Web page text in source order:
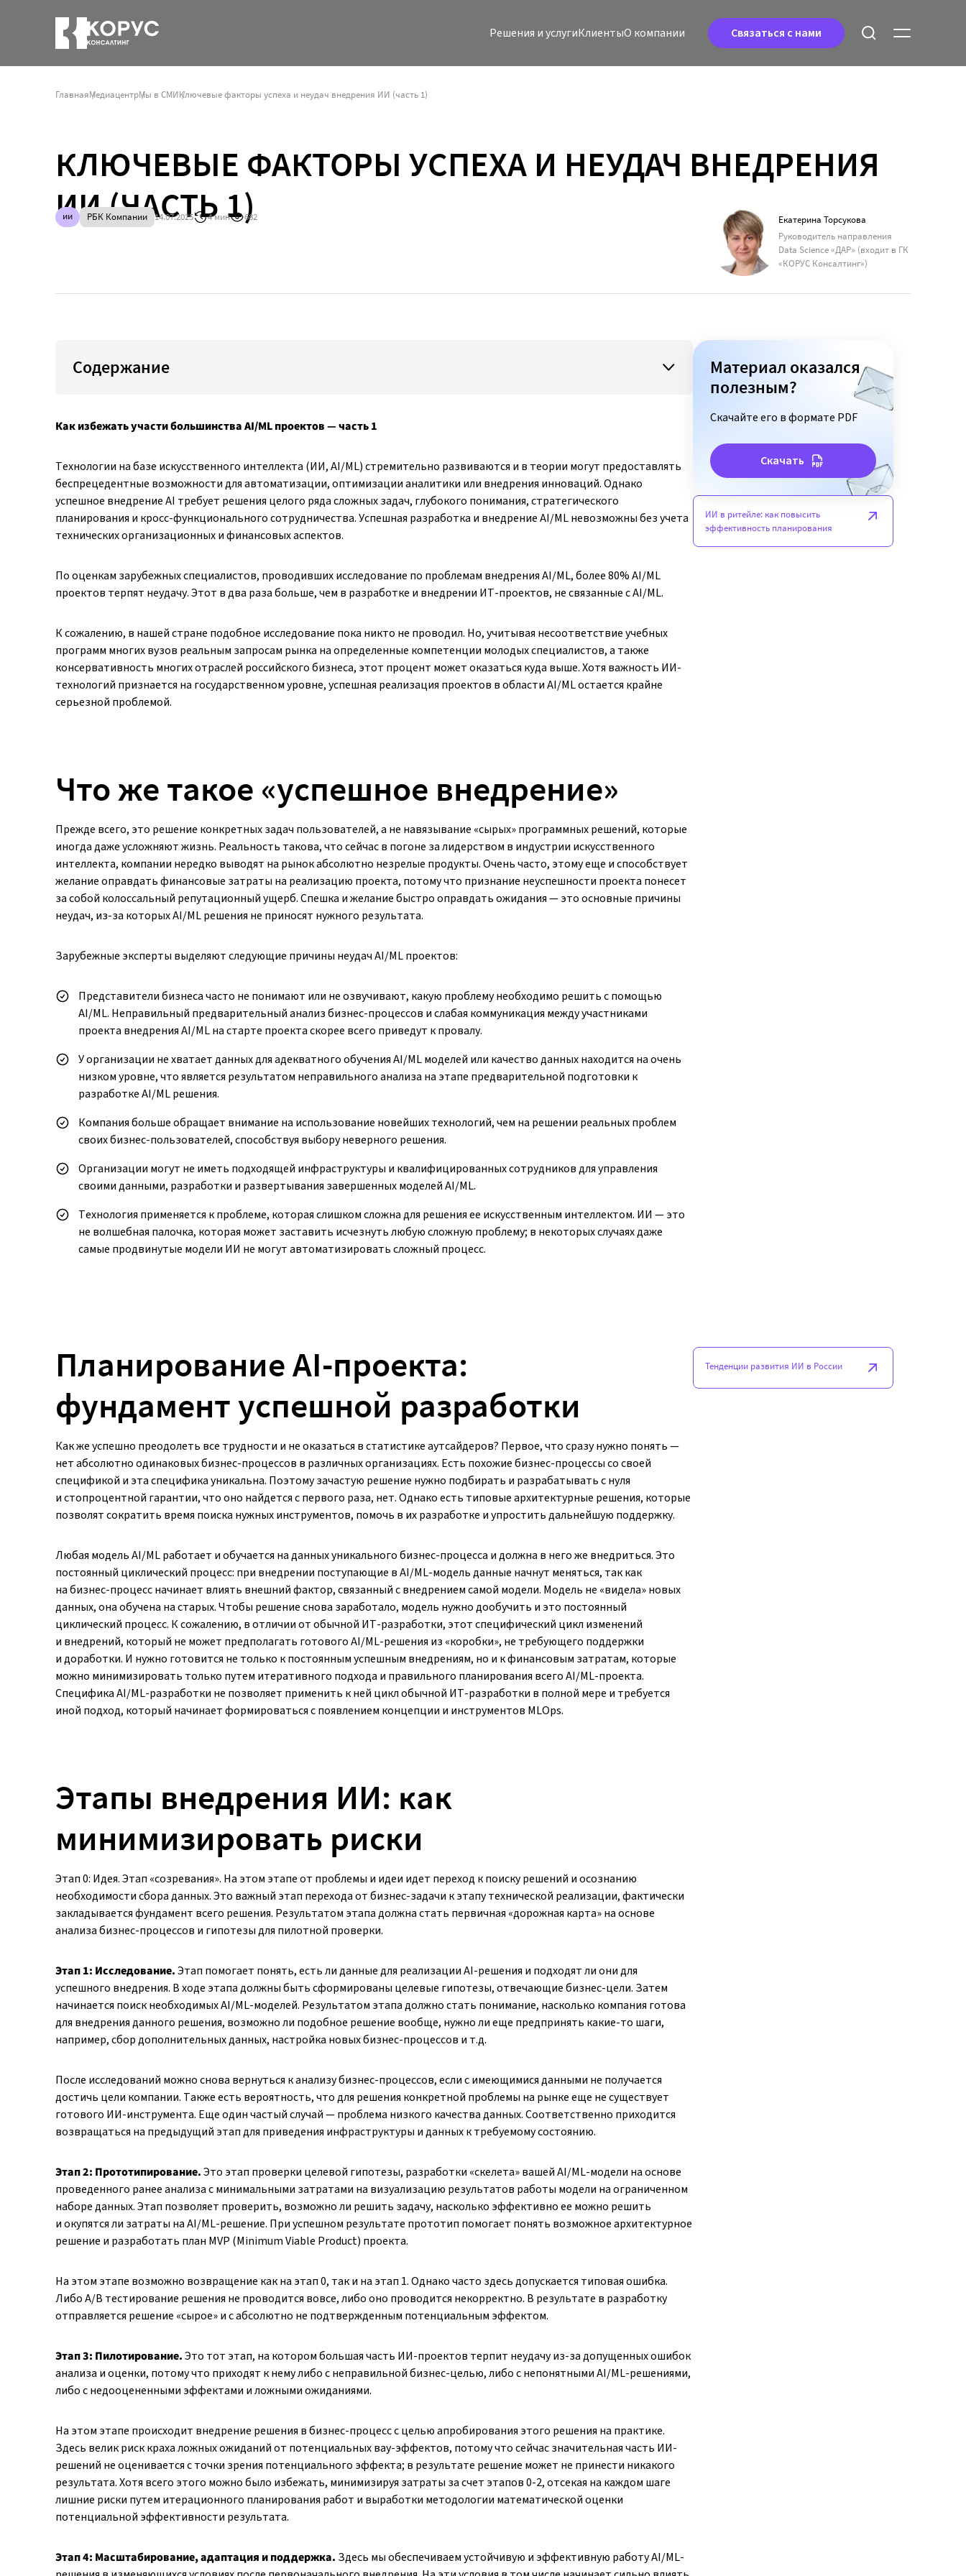
Решения и услугиКлиентыO кoмпании Связаться с нами
ГлавнаяМедиацентрМы в СМИКлючевые факторы успеха и неудач внедрения ИИ (часть 1)
КЛЮЧЕВЫЕ ФАКТОРЫ УСПЕХА И НЕУДАЧ ВНЕДРЕНИЯ
ИИ (ЧАСТЬ 1)
ии РБК Компании 14.07.2025 4 мин 682
Екатерина Торсукова
Руководитель направления
Data Science «ДАР» (входит в ГК
«КОРУС Консалтинг»)
Содержание
Как избежать участи большинства AI/ML проектов — часть 1
Технологии на базе искусственного интеллекта (ИИ, AI/ML) стремительно развиваются и в теории могут предоставлять
беспрецедентные возможности для автоматизации, оптимизации аналитики или внедрения инноваций. Однако
успешное внедрение AI требует решения целого ряда сложных задач, глубокого понимания, стратегического
планирования и кросс-функционального сотрудничества. Успешная разработка и внедрение AI/ML невозможны без учета
технических организационных и финансовых аспектов.
По оценкам зарубежных специалистов, проводивших исследование по проблемам внедрения AI/ML, более 80% AI/ML
проектов терпят неудачу. Этот в два раза больше, чем в разработке и внедрении ИТ-проектов, не связанные с AI/ML.
К сожалению, в нашей стране подобное исследование пока никто не проводил. Но, учитывая несоответствие учебных
программ многих вузов реальным запросам рынка на определенные компетенции молодых специалистов, а также
консервативность многих отраслей российского бизнеса, этот процент может оказаться куда выше. Хотя важность ИИ-
технологий признается на государственном уровне, успешная реализация проектов в области AI/ML остается крайне
серьезной проблемой.
Что же такое «успешное внедрение»
Прежде всего, это решение конкретных задач пользователей, а не навязывание «сырых» программных решений, которые
иногда даже усложняют жизнь. Реальность такова, что сейчас в погоне за лидерством в индустрии искусственного
интеллекта, компании нередко выводят на рынок абсолютно незрелые продукты. Очень часто, этому еще и способствует
желание оправдать финансовые затраты на реализацию проекта, потому что признание неуспешности проекта понесет
за собой колоссальный репутационный ущерб. Спешка и желание быстро оправдать ожидания — это основные причины
неудач, из-за которых AI/ML решения не приносят нужного результата.
Зарубежные эксперты выделяют следующие причины неудач AI/ML проектов:
Представители бизнеса часто не понимают или не озвучивают, какую проблему необходимо решить с помощью
AI/ML. Неправильный предварительный анализ бизнес-процессов и слабая коммуникация между участниками
проекта внедрения AI/ML на старте проекта скорее всего приведут к провалу.
У организации не хватает данных для адекватного обучения AI/ML моделей или качество данных находится на очень
низком уровне, что является результатом неправильного анализа на этапе предварительной подготовки к
разработке AI/ML решения.
Компания больше обращает внимание на использование новейших технологий, чем на решении реальных проблем
своих бизнес-пользователей, способствуя выбору неверного решения.
Организации могут не иметь подходящей инфраструктуры и квалифицированных сотрудников для управления
своими данными, разработки и развертывания завершенных моделей AI/ML.
Технология применяется к проблеме, которая слишком сложна для решения ее искусственным интеллектом. ИИ — это
не волшебная палочка, которая может заставить исчезнуть любую сложную проблему; в некоторых случаях даже
самые продвинутые модели ИИ не могут автоматизировать сложный процесс.
Материал оказался
полезным?
Скачайте его в формате PDF
Скачать
ИИ в ритейле: как повысить
эффективность планирования
Планирование AI-проекта:
фундамент успешной разработки
Как же успешно преодолеть все трудности и не оказаться в статистике аутсайдеров? Первое, что сразу нужно понять —
нет абсолютно одинаковых бизнес-процессов в различных организациях. Есть похожие бизнес-процессы со своей
спецификой и эта специфика уникальна. Поэтому зачастую решение нужно подбирать и разрабатывать с нуля
и стопроцентной гарантии, что оно найдется с первого раза, нет. Однако есть типовые архитектурные решения, которые
позволят сократить время поиска нужных инструментов, помочь в их разработке и упростить дальнейшую поддержку.
Любая модель AI/ML работает и обучается на данных уникального бизнес-процесса и должна в него же внедриться. Это
постоянный циклический процесс: при внедрении поступающие в AI/ML-модель данные начнут меняться, так как
на бизнес-процесс начинает влиять внешний фактор, связанный с внедрением самой модели. Модель не «видела» новых
данных, она обучена на старых. Чтобы решение снова заработало, модель нужно дообучить и это постоянный
циклический процесс. К сожалению, в отличии от обычной ИТ-разработки, этот специфический цикл изменений
и внедрений, который не может предполагать готового AI/ML-решения из «коробки», не требующего поддержки
и доработки. И нужно готовится не только к постоянным успешным внедрениям, но и к финансовым затратам, которые
можно минимизировать только путем итеративного подхода и правильного планирования всего AI/ML-проекта.
Специфика AI/ML-разработки не позволяет применить к ней цикл обычной ИТ-разработки в полной мере и требуется
иной подход, который начинает формироваться с появлением концепции и инструментов MLOps.
Этапы внедрения ИИ: как
минимизировать риски
Этап 0: Идея. Этап «созревания». На этом этапе от проблемы и идеи идет переход к поиску решений и осознанию
необходимости сбора данных. Это важный этап перехода от бизнес-задачи к этапу технической реализации, фактически
закладывается фундамент всего решения. Результатом этапа должна стать первичная «дорожная карта» на основе
анализа бизнес-процессов и гипотезы для пилотной проверки.
Этап 1: Исследование.Этап помогает понять, есть ли данные для реализации AI-решения и подходят ли они для
успешного внедрения. В ходе этапа должны быть сформированы целевые гипотезы, отвечающие бизнес-цели. Затем
начинается поиск необходимых AI/ML-моделей. Результатом этапа должно стать понимание, насколько компания готова
для внедрения данного решения, возможно ли подобное решение вообще, нужно ли еще предпринять какие-то шаги,
например, сбор дополнительных данных, настройка новых бизнес-процессов и т.д.
После исследований можно снова вернуться к анализу бизнес-процессов, если с имеющимися данными не получается
достичь цели компании. Также есть вероятность, что для решения конкретной проблемы на рынке еще не существует
готового ИИ-инструмента. Еще один частый случай — проблема низкого качества данных. Соответственно приходится
возвращаться на предыдущий этап для приведения инфраструктуры и данных к требуемому состоянию.
Этап 2: Прототипирование.Это этап проверки целевой гипотезы, разработки «скелета» вашей AI/ML-модели на основе
проведенного ранее анализа с минимальными затратами на визуализацию результатов работы модели на ограниченном
наборе данных. Этап позволяет проверить, возможно ли решить задачу, насколько эффективно ее можно решить
и окупятся ли затраты на AI/ML-решение. При успешном результате прототип помогает понять возможное архитектурное
решение и разработать план MVP (Minimum Viable Product) проекта.
На этом этапе возможно возвращение как на этап 0, так и на этап 1. Однако часто здесь допускается типовая ошибка.
Либо А/B тестирование решения не проводится вовсе, либо оно проводится некорректно. В результате в разработку
отправляется решение «сырое» и с абсолютно не подтвержденным потенциальным эффектом.
Этап 3: Пилотирование.Это тот этап, на котором большая часть ИИ-проектов терпит неудачу из-за допущенных ошибок
анализа и оценки, потому что приходят к нему либо с неправильной бизнес-целью, либо с непонятными AI/ML-решениями,
либо с недооцененными эффектами и ложными ожиданиями.
На этом этапе происходит внедрение решения в бизнес-процесс с целью апробирования этого решения на практике.
Здесь велик риск краха ложных ожиданий от потенциальных вау-эффектов, потому что сейчас значительная часть ИИ-
решений не оценивается с точки зрения потенциального эффекта; в результате решение может не принести никакого
результата. Хотя всего этого можно было избежать, минимизируя затраты за счет этапов 0-2, отсекая на каждом шаге
лишние риски путем итерационного планирования работ и выработки методологии математической оценки
потенциальной эффективности результата.
Этап 4: Масштабирование, адаптация и поддержка. Здесь мы обеспечиваем устойчивую и эффективную работу AI/ML-
Тенденции развития ИИ в России